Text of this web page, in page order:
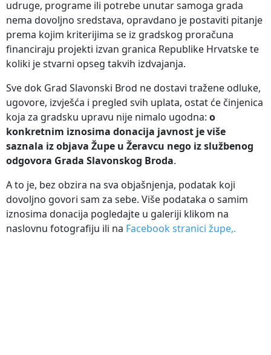
udruge, programe ili potrebe unutar samoga grada
nema dovoljno sredstava, opravdano je postaviti pitanje
prema kojim kriterijima se iz gradskog proračuna
financiraju projekti izvan granica Republike Hrvatske te
koliki je stvarni opseg takvih izdvajanja.
Sve dok Grad Slavonski Brod ne dostavi tražene odluke,
ugovore, izvješća i pregled svih uplata, ostat će činjenica
koja za gradsku upravu nije nimalo ugodna: o
konkretnim iznosima donacija javnost je više
saznala iz objava Župe u Žeravcu nego iz službenog
odgovora Grada Slavonskog Broda.
A to je, bez obzira na sva objašnjenja, podatak koji
dovoljno govori sam za sebe. Više podataka o samim
iznosima donacija pogledajte u galeriji klikom na
naslovnu fotografiju ili na Facebook stranici župe,.